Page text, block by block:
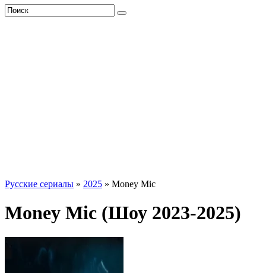
Русские сериалы » 2025 » Money Mic
Money Mic (Шоу 2023-2025)